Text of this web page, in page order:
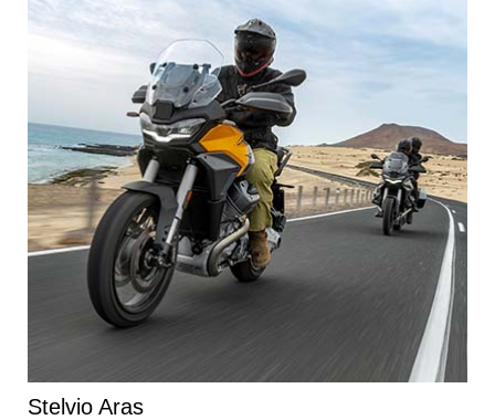
Stelvio Aras